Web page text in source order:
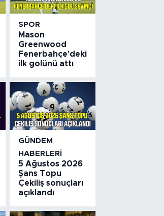
SPOR
Mason
Greenwood
Fenerbahçe'deki
ilk golünü attı
GÜNDEM
HABERLERI
5 Ağustos 2026
Şans Topu
Çekiliş sonuçları
açıklandı